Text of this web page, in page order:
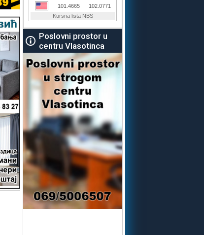
Poslovni prostor u
centru Vlasotinca